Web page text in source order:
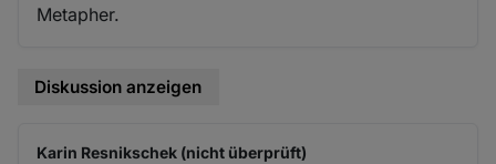
Metapher.
Diskussion anzeigen
Karin Resnikschek (nicht überprüft)